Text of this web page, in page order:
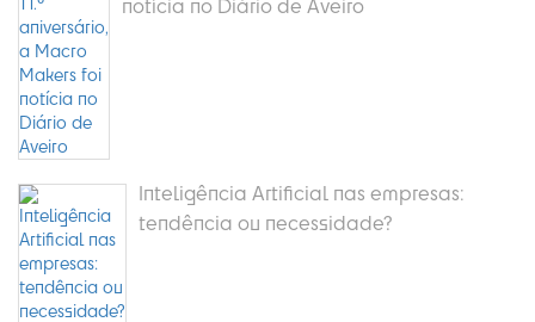
notícia no Diário de Aveiro
Inteligência Artificial nas empresas:
tendência ou necessidade?